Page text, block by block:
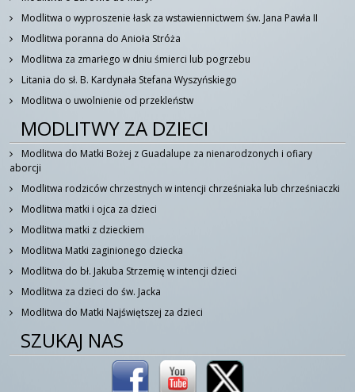
Modlitwa o wyproszenie łask za wstawiennictwem św. Jana Pawła II
Modlitwa poranna do Anioła Stróża
Modlitwa za zmarłego w dniu śmierci lub pogrzebu
Litania do sł. B. Kardynała Stefana Wyszyńskiego
Modlitwa o uwolnienie od przekleństw
MODLITWY ZA DZIECI
Modlitwa do Matki Bożej z Guadalupe za nienarodzonych i ofiary
aborcji
Modlitwa rodziców chrzestnych w intencji chrześniaka lub chrześniaczki
Modlitwa matki i ojca za dzieci
Modlitwa matki z dzieckiem
Modlitwa Matki zaginionego dziecka
Modlitwa do bł. Jakuba Strzemię w intencji dzieci
Modlitwa za dzieci do św. Jacka
Modlitwa do Matki Najświętszej za dzieci
SZUKAJ NAS